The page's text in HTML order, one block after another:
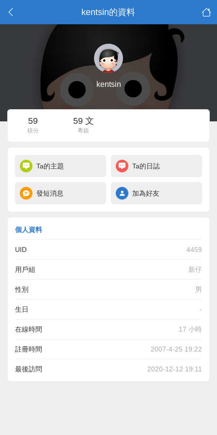
kentsin的資料
kentsin
59
積分
59 文
粵銀
Ta的主題 Ta的日誌
發短消息 加為好友
個人資料
UID 4459
用戶組 新仔
性別 男
生日 -
在線時間 17 小時
註冊時間 2007-4-25 19:22
最後訪問 2020-12-12 19:11